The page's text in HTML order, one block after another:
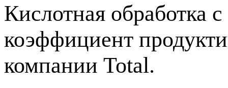
Кислотная обработка
коэффициент
компании Total.